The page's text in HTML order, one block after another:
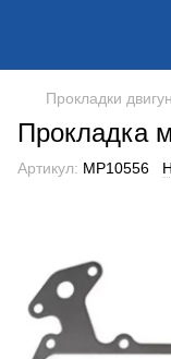
Прокладки
Прокладка
Артикул: MP10556